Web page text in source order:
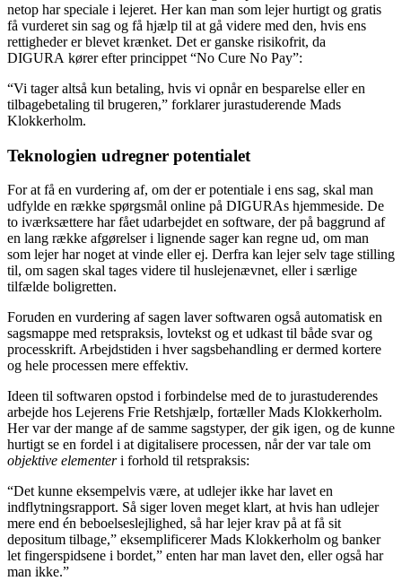
netop har speciale i lejeret. Her kan man som lejer hurtigt og gratis
få vurderet sin sag og få hjælp til at gå videre med den, hvis ens
rettigheder er blevet krænket. Det er ganske risikofrit, da
DIGURA kører efter princippet “No Cure No Pay”:
“Vi tager altså kun betaling, hvis vi opnår en besparelse eller en
tilbagebetaling til brugeren,” forklarer jurastuderende Mads
Klokkerholm.
Teknologien udregner potentialet
For at få en vurdering af, om der er potentiale i ens sag, skal man
udfylde en række spørgsmål online på DIGURAs hjemmeside. De
to iværksættere har fået udarbejdet en software, der på baggrund af
en lang række afgørelser i lignende sager kan regne ud, om man
som lejer har noget at vinde eller ej. Derfra kan lejer selv tage stilling
til, om sagen skal tages videre til huslejenævnet, eller i særlige
tilfælde boligretten.
Foruden en vurdering af sagen laver softwaren også automatisk en
sagsmappe med retspraksis, lovtekst og et udkast til både svar og
processkrift. Arbejdstiden i hver sagsbehandling er dermed kortere
og hele processen mere effektiv.
Ideen til softwaren opstod i forbindelse med de to jurastuderendes
arbejde hos Lejerens Frie Retshjælp, fortæller Mads Klokkerholm.
Her var der mange af de samme sagstyper, der gik igen, og de kunne
hurtigt se en fordel i at digitalisere processen, når der var tale om
objektive elementeri forhold til retspraksis:
“Det kunne eksempelvis være, at udlejer ikke har lavet en
indflytningsrapport. Så siger loven meget klart, at hvis han udlejer
mere end én beboelseslejlighed, så har lejer krav på at få sit
depositum tilbage,” eksemplificerer Mads Klokkerholm og banker
let fingerspidsene i bordet,” enten har man lavet den, eller også har
man ikke.”